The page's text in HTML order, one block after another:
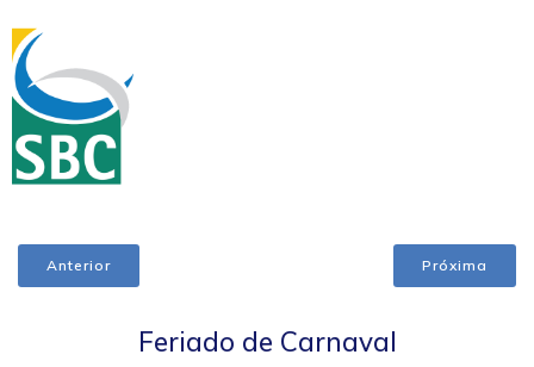
Anterior Próxima
Feriado de Carnaval